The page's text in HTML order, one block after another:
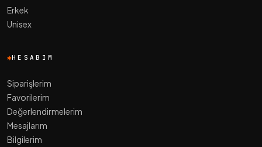
Erkek
Unisex
HESABIM
Siparişlerim
Favorilerim
Değerlendirmelerim
Mesajlarım
Bilgilerim